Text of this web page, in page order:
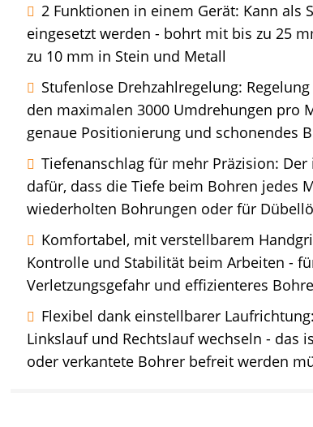
2 Funktionen in einem Gerät: Kann als
eingesetzt werden - bohrt mit bis zu 25
zu 10 mm in Stein und Metall
Stufenlose Drehzahlregelung:
den maximalen 3000 Umdrehungen pro
genaue Positionierung und schonendes
Tiefenanschlag für mehr Präzision:
dafür, dass die Tiefe beim Bohren jedes
wiederholten Bohrungen oder für
Komfortabel, mit verstellbarem
Kontrolle und Stabilität beim Arbeiten -
Verletzungsgefahr und effizienteres
Flexibel dank einstellbarer
Linkslauf und Rechtslauf wechseln - das
oder verkantete Bohrer befreit werden